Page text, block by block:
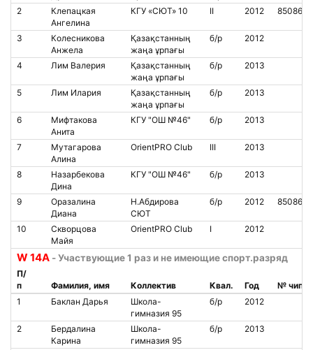
2
Клепацкая
Ангелина
КГУ «СЮТ» 10 II 2012 8508627
3
Колесникова
Анжела
Қазақстанның
жаңа ұрпағы
б/р 2012
4 Лим Валерия
Қазақстанның
жаңа ұрпағы
б/р 2013
5 Лим Илария
Қазақстанның
жаңа ұрпағы
б/р 2013
6
Мифтакова
Анита
КГУ "ОШ №46" б/р 2013
7
Мутагарова
Алина
OrientPRO Club III 2013
8
Назарбекова
Дина
КГУ "ОШ №46" б/р 2013
9
Оразалина
Диана
Н.Абдирова
СЮТ
б/р 2012 8508609
10
Скворцова
Майя
OrientPRO Club I 2012
W 14A - Участвующие 1 раз и не имеющие спорт.разряд
П/
п
Фамилия, имя Коллектив Квал. Год
№ чипа
1
Баклан Дарья
Школа-
гимназия 95
б/р 2012
2
Бердалина
Карина
Школа-
гимназия 95
б/р 2013